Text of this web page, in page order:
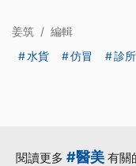
姜筑 / 編輯
水貨
仿冒 診所
閱讀更多 #醫美 有關